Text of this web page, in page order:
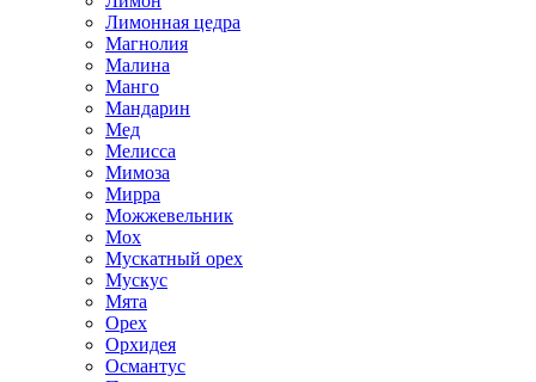
Лимонная цедра
Магнолия
Малина
Манго
Мандарин
Мед
Мелисса
Мимоза
Мирра
Можжевельник
Мох
Мускатный орех
Мускус
Мята
Орех
Орхидея
Османтус